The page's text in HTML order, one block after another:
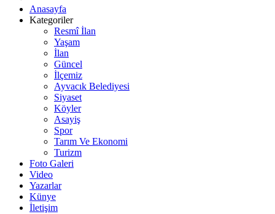
Anasayfa
Kategoriler
Resmî İlan
Yaşam
İlan
Güncel
İlçemiz
Ayvacık Belediyesi
Siyaset
Köyler
Asayiş
Spor
Tarım Ve Ekonomi
Turizm
Foto Galeri
Video
Yazarlar
Künye
İletişim